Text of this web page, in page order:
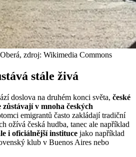
zdroj: Wikimedia Commons
stále živá
doslova na druhém konci světa, české
v mnoha českých
emigrantů často zakládají tradiční
ožívá česká hudba, tanec ale například
i oficiálnější instituce jako například
klub v Buenos Aires nebo